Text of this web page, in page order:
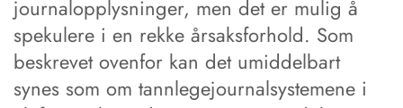
journalopplysninger, men det er mulig å
spekulere i en rekke årsaksforhold. Som
beskrevet ovenfor kan det umiddelbart
synes som om tannlegejournalsystemene i